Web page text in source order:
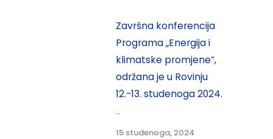
Završna konferencija
Programa „Energija i
klimatske promjene“,
održana je u Rovinju
12.-13. studenoga 2024.
...
15 studenoga, 2024